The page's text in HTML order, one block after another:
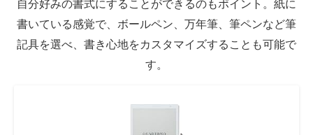
自分好みの書式にすることができるのもポイント。紙に
書いている感覚で、ボールペン、万年筆、筆ペンなど筆
記具を選べ、書き心地をカスタマイズすることも可能で
す。